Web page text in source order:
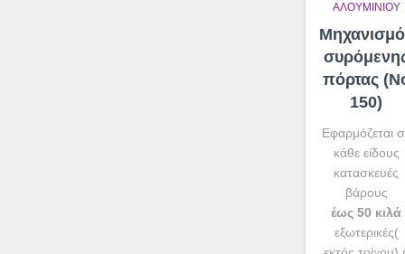
ΑΛΟΥΜΙΝΊΟΥ
πόρτας
150)
Εφαρμόζεται
κάθε είδους
κατασκευές
βάρους
έως 50 κιλά
εξωτερικές(